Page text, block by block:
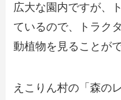
広大な園内ですが、
ているので、トラク
動植物を見ることが
えこりん村の「森の